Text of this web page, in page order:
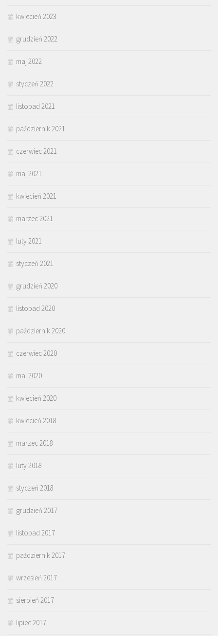
kwiecień 2023
grudzień 2022
maj 2022
styczeń 2022
listopad 2021
październik 2021
czerwiec 2021
maj 2021
kwiecień 2021
marzec 2021
luty 2021
styczeń 2021
grudzień 2020
listopad 2020
październik 2020
czerwiec 2020
maj 2020
kwiecień 2020
kwiecień 2018
marzec 2018
luty 2018
styczeń 2018
grudzień 2017
listopad 2017
październik 2017
wrzesień 2017
sierpień 2017
lipiec 2017